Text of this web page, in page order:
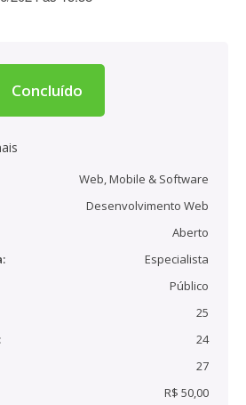
Concluído
Web, Mobile & Software
Desenvolvimento Web
Aberto
Especialista
Público
25
24
27
R$ 50,00